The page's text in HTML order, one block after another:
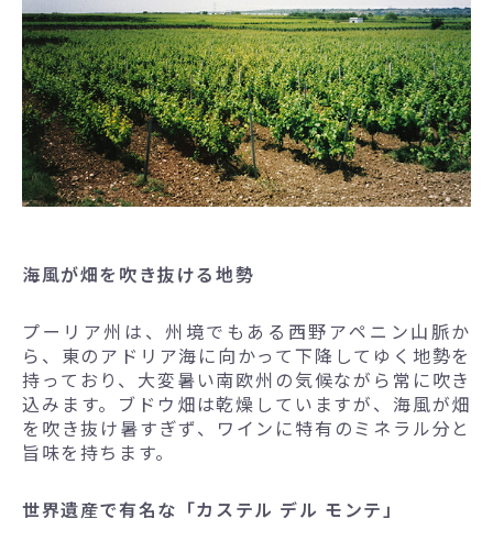
海風が畑を吹き抜ける地勢
プーリア州は、州境でもある西野アペニン山脈か
ら、東のアドリア海に向かって下降してゆく地勢を
持っており、大変暑い南欧州の気候ながら常に吹き
込みます。ブドウ畑は乾燥していますが、海風が畑
を吹き抜け暑すぎず、ワインに特有のミネラル分と
旨味を持ちます。
世界遺産で有名な「カステル デル モンテ」